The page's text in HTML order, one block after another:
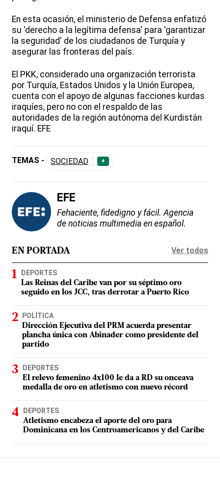
En esta ocasión, el ministerio de Defensa enfatizó
su 'derecho a la legítima defensa' para 'garantizar
la seguridad' de los ciudadanos de Turquía y
asegurar las fronteras del país.
El PKK, considerado una organización terrorista
por Turquía, Estados Unidos y la Unión Europea,
cuenta con el apoyo de algunas facciones kurdas
iraquíes, pero no con el respaldo de las
autoridades de la región autónoma del Kurdistán
iraquí. EFE
TEMAS - SOCIEDAD +
EFE
Fehaciente, fidedigno y fácil. Agencia
de noticias multimedia en español.
EN PORTADA Ver todos
DEPORTES
Las Reinas del Caribe van por su séptimo oro
seguido en los JCC, tras derrotar a Puerto Rico
POLÍTICA
Dirección Ejecutiva del PRM acuerda presentar
plancha única con Abinader como presidente del
partido
DEPORTES
El relevo femenino 4x100 le da a RD su onceava
medalla de oro en atletismo con nuevo récord
DEPORTES
Atletismo encabeza el aporte del oro para
Dominicana en los Centroamericanos y del Caribe